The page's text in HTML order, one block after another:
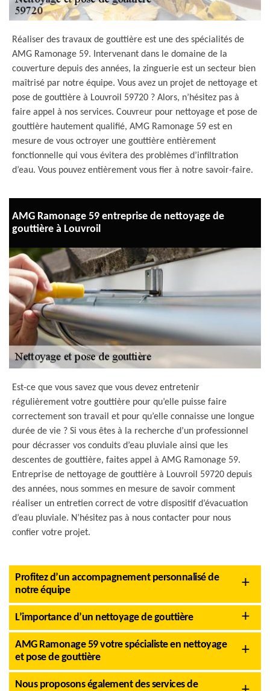
Réaliser des travaux de gouttière est une des spécialités de
AMG Ramonage 59. Intervenant dans le domaine de la
couverture depuis des années, la zinguerie est un secteur bien
maîtrisé par notre équipe. Vous avez un projet de nettoyage et
pose de gouttière à Louvroil 59720 ? Alors, n’hésitez pas à
faire appel à nos services. Couvreur pour nettoyage et pose de
gouttière hautement qualifié, AMG Ramonage 59 est en
mesure de vous octroyer une gouttière entièrement
fonctionnelle qui vous évitera des problèmes d’infiltration
d’eau. Vous pouvez entièrement vous fier à notre savoir-faire.
AMG Ramonage 59 entreprise de nettoyage de
gouttière à Louvroil
Est-ce que vous savez que vous devez entretenir
régulièrement votre gouttière pour qu’elle puisse faire
correctement son travail et pour qu’elle connaisse une longue
durée de vie ? Si vous êtes à la recherche d’un professionnel
pour décrasser vos conduits d’eau pluviale ainsi que les
descentes de gouttière, faites appel à AMG Ramonage 59.
Entreprise de nettoyage de gouttière à Louvroil 59720 depuis
des années, nous sommes en mesure de savoir comment
réaliser un entretien correct de votre dispositif d’évacuation
d’eau pluviale. N’hésitez pas à nous contacter pour nous
confier votre projet.
Profitez d’un accompagnement personnalisé de
notre équipe
L’importance d’un nettoyage de gouttière
AMG Ramonage 59 votre spécialiste en nettoyage
et pose de gouttière
Nous proposons également des services de